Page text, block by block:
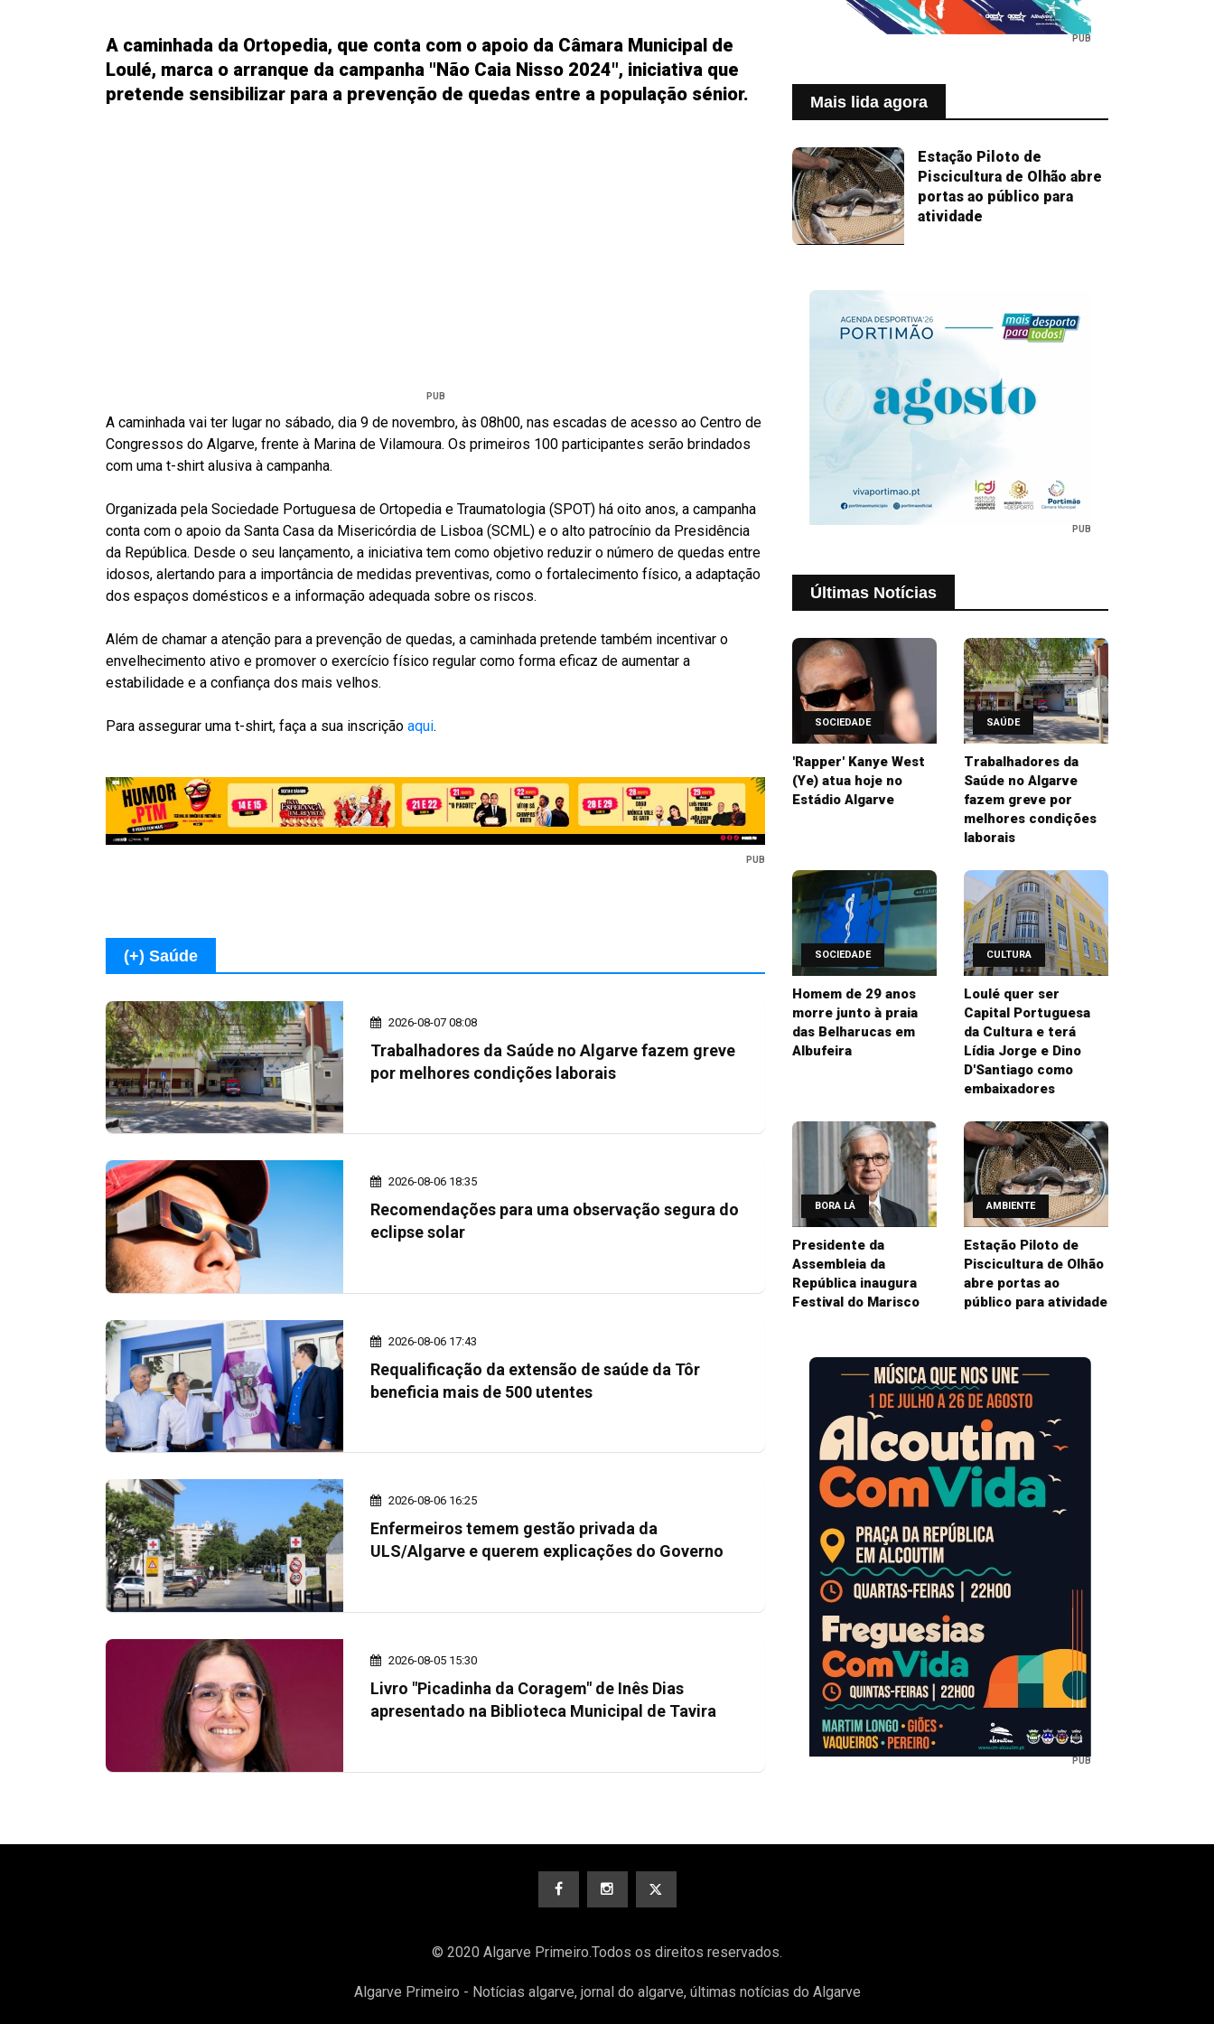
A caminhada da Ortopedia, que conta com o apoio da Câmara Municipal de
Loulé, marca o arranque da campanha "Não Caia Nisso 2024", iniciativa que
pretende sensibilizar para a prevenção de quedas entre a população sénior.
PUB
A caminhada vai ter lugar no sábado, dia 9 de novembro, às 08h00, nas escadas de acesso ao Centro de
Congressos do Algarve, frente à Marina de Vilamoura. Os primeiros 100 participantes serão brindados
com uma t-shirt alusiva à campanha.
Organizada pela Sociedade Portuguesa de Ortopedia e Traumatologia (SPOT) há oito anos, a campanha
conta com o apoio da Santa Casa da Misericórdia de Lisboa (SCML) e o alto patrocínio da Presidência
da República. Desde o seu lançamento, a iniciativa tem como objetivo reduzir o número de quedas entre
idosos, alertando para a importância de medidas preventivas, como o fortalecimento físico, a adaptação
dos espaços domésticos e a informação adequada sobre os riscos.
Além de chamar a atenção para a prevenção de quedas, a caminhada pretende também incentivar o
envelhecimento ativo e promover o exercício físico regular como forma eficaz de aumentar a
estabilidade e a confiança dos mais velhos.
Para assegurar uma t-shirt, faça a sua inscrição aqui.
PUB
(+) Saúde
2026-08-07 08:08
Trabalhadores da Saúde no Algarve fazem greve
por melhores condições laborais
2026-08-06 18:35
Recomendações para uma observação segura do
eclipse solar
2026-08-06 17:43
Requalificação da extensão de saúde da Tôr
beneficia mais de 500 utentes
2026-08-06 16:25
Enfermeiros temem gestão privada da
ULS/Algarve e querem explicações do Governo
2026-08-05 15:30
Livro "Picadinha da Coragem" de Inês Dias
apresentado na Biblioteca Municipal de Tavira
PUB
Mais lida agora
Estação Piloto de
Piscicultura de Olhão abre
portas ao público para
atividade
PUB
Últimas Notícias
SOCIEDADE
'Rapper' Kanye West
(Ye) atua hoje no
Estádio Algarve
SAÚDE
Trabalhadores da
Saúde no Algarve
fazem greve por
melhores condições
laborais
SOCIEDADE
Homem de 29 anos
morre junto à praia
das Belharucas em
Albufeira
CULTURA
Loulé quer ser
Capital Portuguesa
da Cultura e terá
Lídia Jorge e Dino
D'Santiago como
embaixadores
BORA LÁ
Presidente da
Assembleia da
República inaugura
Festival do Marisco
AMBIENTE
Estação Piloto de
Piscicultura de Olhão
abre portas ao
público para atividade
PUB
© 2020 Algarve Primeiro.Todos os direitos reservados.
Algarve Primeiro - Notícias algarve, jornal do algarve, últimas notícias do Algarve